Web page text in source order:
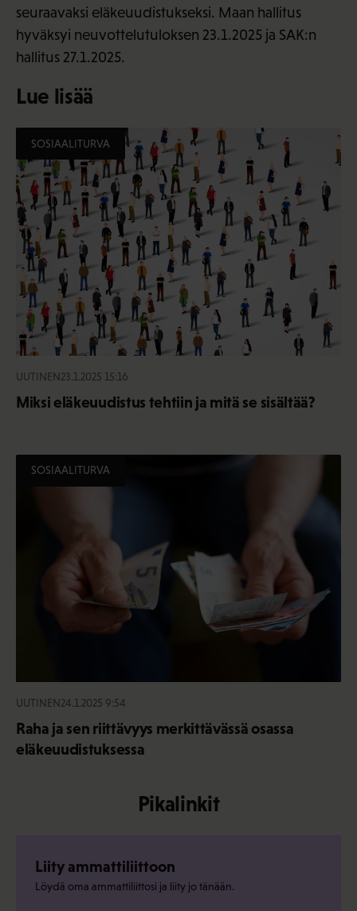
seuraavaksi eläkeuudistukseksi. Maan hallitus
hyväksyi neuvottelutuloksen 23.1.2025 ja SAK:n
hallitus 27.1.2025.
Lue lisää
SOSIAALITURVA
UUTINEN23.1.2025 15:16
Miksi eläkeuudistus tehtiin ja mitä se sisältää?
SOSIAALITURVA
UUTINEN24.1.2025 9:54
Raha ja sen riittävyys merkittävässä osassa
eläkeuudistuksessa
Pikalinkit
Liity ammattiliittoon
Löydä oma ammattiliittosi ja liity jo tänään.